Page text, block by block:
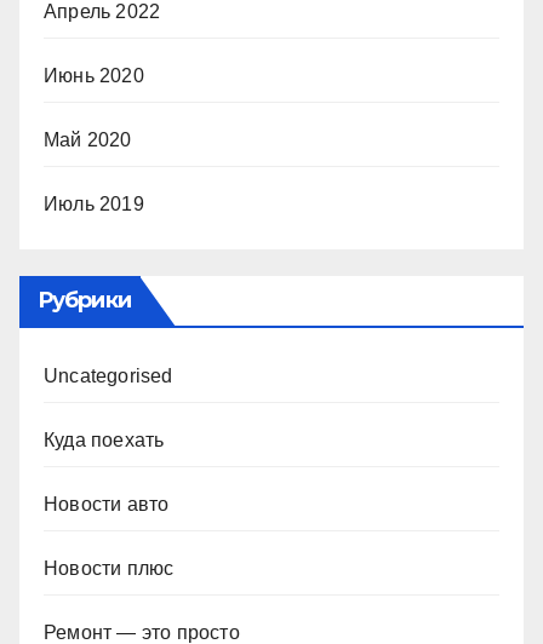
Апрель 2022
Июнь 2020
Май 2020
Июль 2019
Рубрики
Uncategorised
Куда поехать
Новости авто
Новости плюс
Ремонт — это просто